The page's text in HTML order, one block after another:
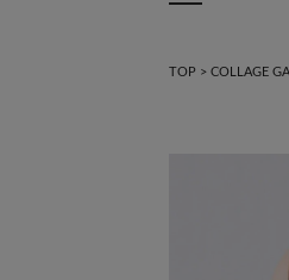
TOP > COLLAGE